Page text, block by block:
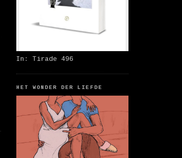
In: Tirade 496
HET WONDER DER LIEFDE